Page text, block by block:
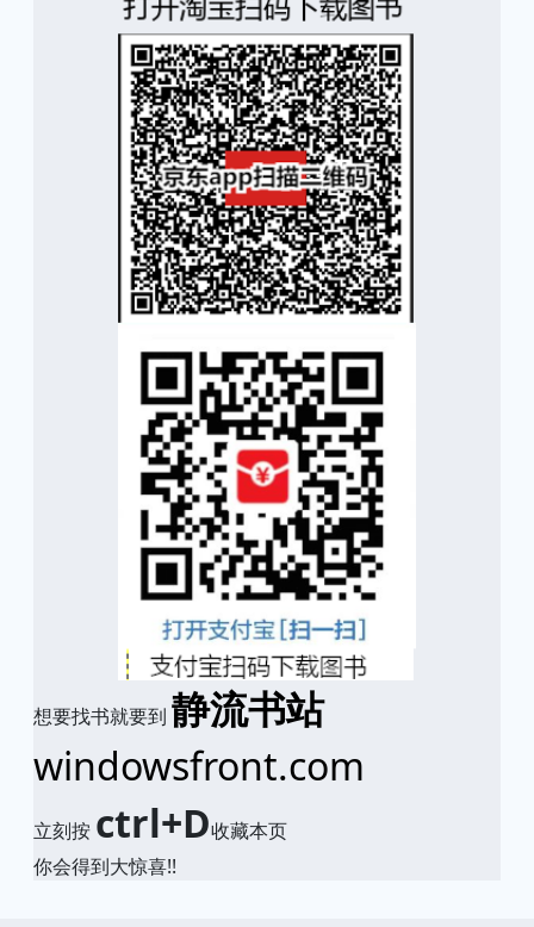
想要找书就要到 静流书站
windowsfront.com
立刻按 ctrl+D收藏本页
你会得到大惊喜!!